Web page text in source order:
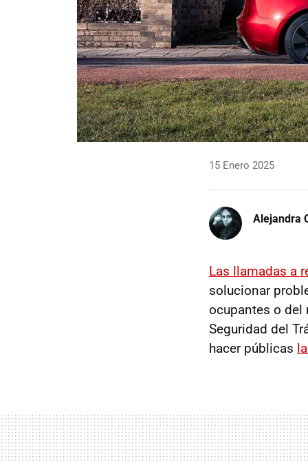
15 Enero 2025
Alejandra
Las llamadas a
solucionar
ocupantes o del
Seguridad del
hacer públicas